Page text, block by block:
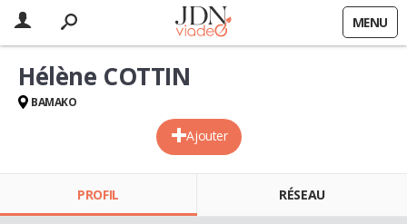
MENU
Ajouter
Hélène COTTIN
BAMAKO
PROFIL RÉSEAU